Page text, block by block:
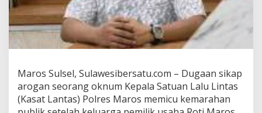
g
a
A
r
o
a
n
,
P
Maros Sulsel, Sulawesibersatu.com – Dugaan sikap
arogan seorang oknum Kepala Satuan Lalu Lintas
(Kasat Lantas) Polres Maros memicu kemarahan